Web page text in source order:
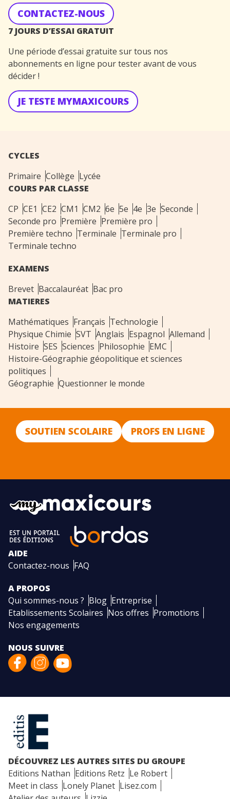
CONTACTEZ-NOUS
7 JOURS D’ESSAI GRATUIT
Une période d’essai gratuite sur tous nos
abonnements en ligne pour tester avant de vous
décider !
JE TESTE MYMAXICOURS
CYCLES
Primaire Collège Lycée
COURS PAR CLASSE
CP CE1 CE2 CM1 CM2 6e 5e 4e 3e Seconde
Seconde pro Première Première pro
Première techno Terminale Terminale pro
Terminale techno
EXAMENS
Brevet Baccalauréat Bac pro
MATIERES
Mathématiques Français Technologie
Physique Chimie SVT Anglais Espagnol Allemand
Histoire SES Sciences Philosophie EMC
Histoire-Géographie géopolitique et sciences
politiques
Géographie Questionner le monde
SOUTIEN SCOLAIRE PROFS EN LIGNE
AIDE
Contactez-nous FAQ
A PROPOS
Qui sommes-nous ? Blog Entreprise
Etablissements Scolaires Nos offres Promotions
Nos engagements
NOUS SUIVRE
DÉCOUVREZ LES AUTRES SITES DU GROUPE
Editions Nathan Editions Retz Le Robert
Meet in class Lonely Planet Lisez.com